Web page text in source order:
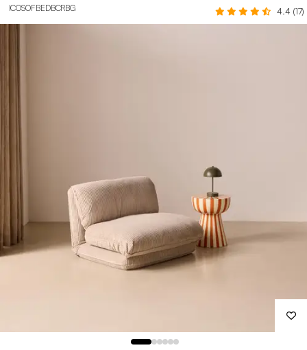
ICOSOFBEDBCRBG 4.4 (17)